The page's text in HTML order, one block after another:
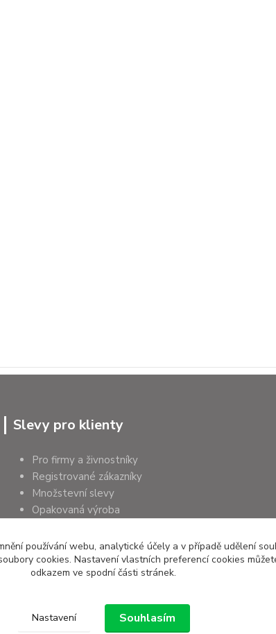
Slevy pro klienty
Pro firmy a živnostníky
Registrované zákazníky
Množstevní slevy
Opakovaná výroba
používání webu, analytické účely a v případě udělení
cookies. Nastavení vlastních preferencí cookies
odkazem ve spodní části stránek.
Nastavení Souhlasím